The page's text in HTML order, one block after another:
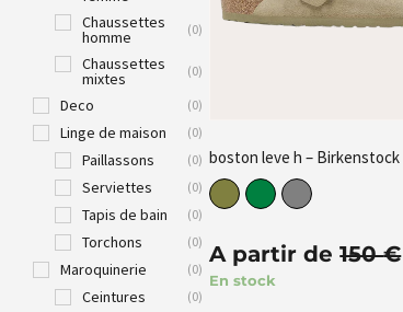
Chaussettes
homme (0)
Chaussettes
mixtes (0)
Deco (0)
Linge de maison (0)
Paillassons (0)
Serviettes (0)
Tapis de bain (0)
Torchons (0)
Maroquinerie (0)
Ceintures (0)
boston leve h – Birkenstock
A partir de150€
En stock